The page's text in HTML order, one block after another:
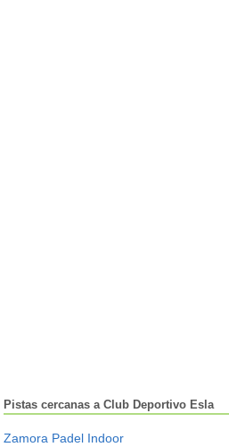
Pistas cercanas a Club Deportivo Esla
Zamora Padel Indoor